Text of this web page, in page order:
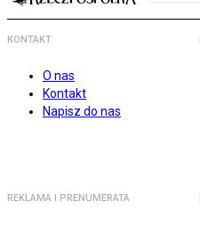
KONTAKT
O nas
Kontakt
Napisz do nas
REKLAMA I PRENUMERATA